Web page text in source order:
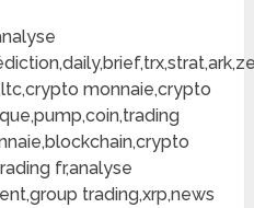
monnaie,crypto
fr,analyse
trading,xrp,news